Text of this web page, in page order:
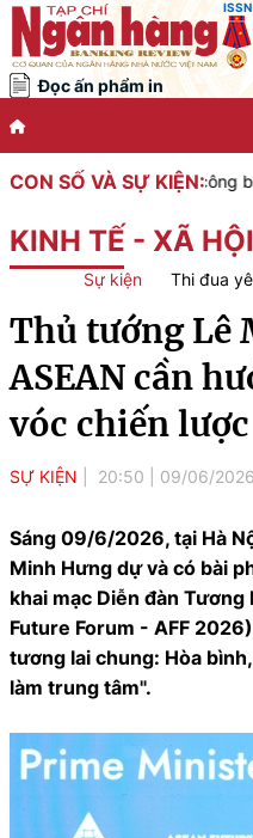
Đọc ấn phẩm in
CON SỐ VÀ SỰ KIỆN:
Nam công bố tỉ giá trung
KINH TẾ - XÃ HỘI
Sự kiện Thi đua
Thủ tướng Lê
ASEAN cần
vóc chiến lược
SỰ KIỆN 20:50 09/06/2026
Sáng 09/6/2026, tại Hà
Minh Hưng dự và có bài
khai mạc Diễn đàn Tương
Future Forum - AFF
tương lai chung: Hòa
làm trung tâm".